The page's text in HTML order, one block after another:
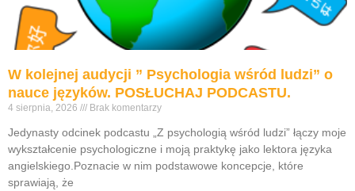
W kolejnej audycji ” Psychologia wśród ludzi” o
nauce języków. POSŁUCHAJ PODCASTU.
4 sierpnia, 2026 Brak komentarzy
Jedynasty odcinek podcastu „Z psychologią wśród ludzi” łączy moje
wykształcenie psychologiczne i moją praktykę jako lektora języka
angielskiego.Poznacie w nim podstawowe koncepcje, które
sprawiają, że